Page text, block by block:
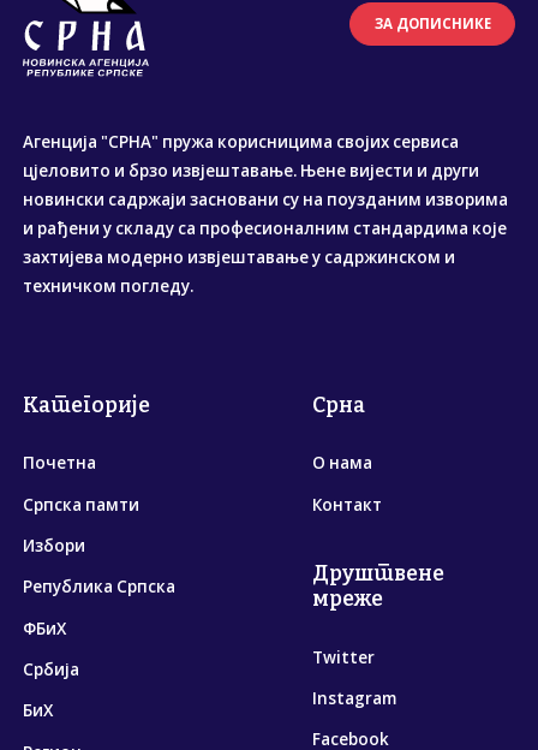
ЗА ДОПИСНИКЕ
Агенција "СРНА" пружа корисницима својих сервиса
цјеловито и брзо извјештавање. Њене вијести и други
новински садржаји засновани су на поузданим изворима
и рађени у складу са професионалним стандардима које
захтијева модерно извјештавање у садржинском и
техничком погледу.
Категорије
Почетна
Српска памти
Избори
Република Српска
ФБиХ
Србија
БиХ
Срна
О нама
Контакт
Друштвене
мреже
Twitter
Instagram
Facebook